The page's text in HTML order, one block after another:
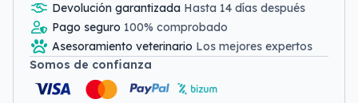
Devolución garantizada Hasta 14 días después
Pago seguro 100% comprobado
Asesoramiento veterinario Los mejores expertos
Somos de confianza